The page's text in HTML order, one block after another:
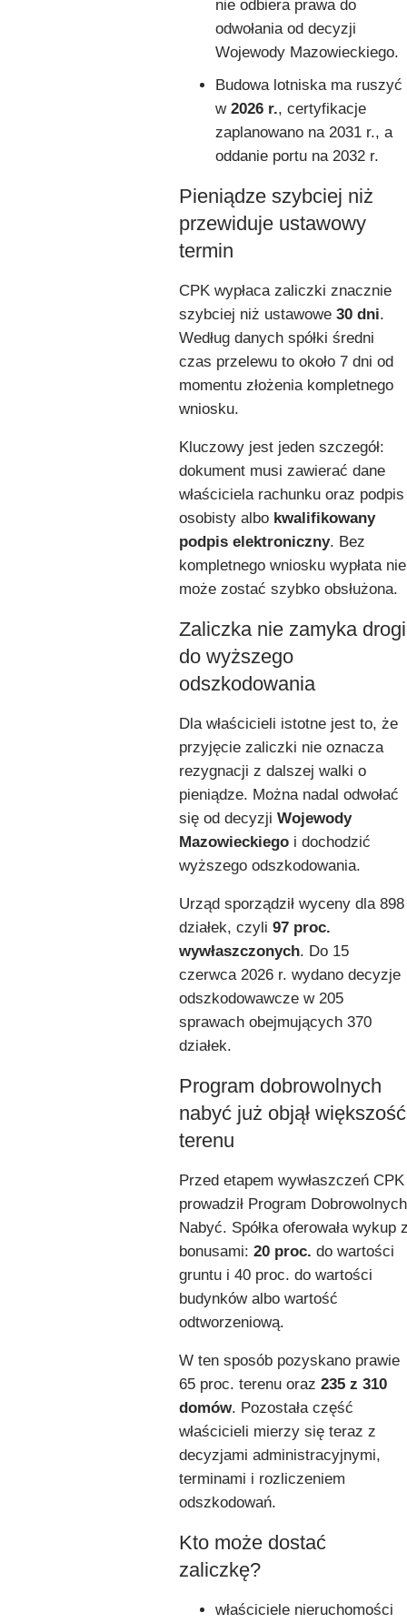
nie odbiera prawa do
odwołania od decyzji
Wojewody Mazowieckiego.
Budowa lotniska ma ruszyć
w 2026 r., certyfikacje
zaplanowano na 2031 r., a
oddanie portu na 2032 r.
Pieniądze szybciej niż
przewiduje ustawowy
termin
CPK wypłaca zaliczki znacznie
szybciej niż ustawowe 30 dni.
Według danych spółki średni
czas przelewu to około 7 dni od
momentu złożenia kompletnego
wniosku.
Kluczowy jest jeden szczegół:
dokument musi zawierać dane
właściciela rachunku oraz podpis
osobisty albo kwalifikowany
podpis elektroniczny. Bez
kompletnego wniosku wypłata nie
może zostać szybko obsłużona.
Zaliczka nie zamyka drogi
do wyższego
odszkodowania
Dla właścicieli istotne jest to, że
przyjęcie zaliczki nie oznacza
rezygnacji z dalszej walki o
pieniądze. Można nadal odwołać
się od decyzji Wojewody
Mazowieckiego i dochodzić
wyższego odszkodowania.
Urząd sporządził wyceny dla 898
działek, czyli 97 proc.
wywłaszczonych. Do 15
czerwca 2026 r. wydano decyzje
odszkodowawcze w 205
sprawach obejmujących 370
działek.
Program dobrowolnych
nabyć już objął większość
terenu
Przed etapem wywłaszczeń CPK
prowadził Program Dobrowolnych
Nabyć. Spółka oferowała wykup
bonusami: 20 proc. do wartości
gruntu i 40 proc. do wartości
budynków albo wartość
odtworzeniową.
W ten sposób pozyskano prawie
65 proc. terenu oraz 235 z 310
domów. Pozostała część
właścicieli mierzy się teraz z
decyzjami administracyjnymi,
terminami i rozliczeniem
odszkodowań.
Kto może dostać
zaliczkę?
właściciele nieruchomości